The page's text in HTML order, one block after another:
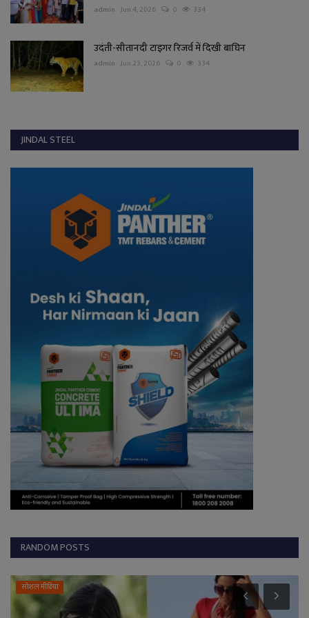
admin Jun 4, 2026 0 334
उदंती-सीतानदी टाइगर रिजर्व में दिखी बाघिन
admin Jun 23, 2026 0 334
JINDAL STEEL
RANDOM POSTS
छत्तीसगढ़